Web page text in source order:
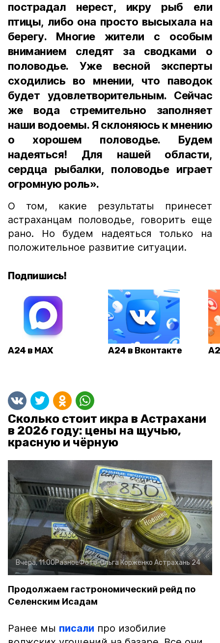
пострадал нерест, икру рыб ели
птицы, либо она просто высыхала на
берегу. Многие жители с особым
вниманием следят за сводками о
половодье. Уже весной эксперты
сходились во мнении, что паводок
будет удовлетворительным. Сейчас
же вода стремительно заполняет
наши водоемы. Я склоняюсь к мнению
о хорошем половодье. Будем
надеяться! Для нашей области,
сердца рыбалки, половодье играет
огромную роль».
О том, какие результаты принесет
астраханцам половодье, говорить еще
рано. Но будем надеяться только на
положительное развитие ситуации.
Подпишись!
А24 в MAX А24 в Вконтакте
Сколько стоит икра в Астрахани
в 2026 году: цены на щучью,
красную и чёрную
Вчера, 11:00РазноеФото:Ольга Корженко Астрахань 24
Продолжаем гастрономический рейд по
Селенским Исадам
Ранее мы писали про изобилие